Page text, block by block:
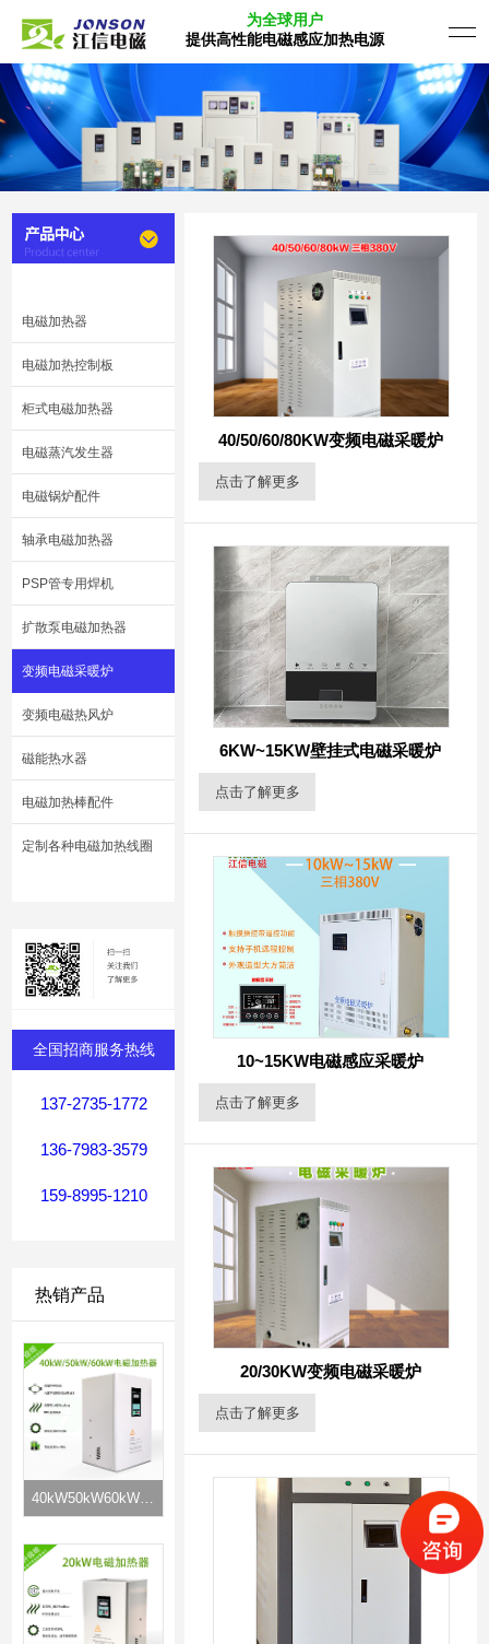
为全球用户
提供高性能电磁感应加热电源
电磁加热器
电磁加热控制板
柜式电磁加热器
电磁蒸汽发生器
电磁锅炉配件
轴承电磁加热器
PSP管专用焊机
扩散泵电磁加热器
变频电磁采暖炉
变频电磁热风炉
磁能热水器
电磁加热棒配件
定制各种电磁加热线圈
全国招商服务热线
137-2735-1772
136-7983-3579
159-8995-1210
热销产品
40kW50kW60kW电磁加热器
40/50/60/80KW变频电磁采暖炉
点击了解更多
6KW~15KW壁挂式电磁采暖炉
点击了解更多
10~15KW电磁感应采暖炉
点击了解更多
20/30KW变频电磁采暖炉
点击了解更多